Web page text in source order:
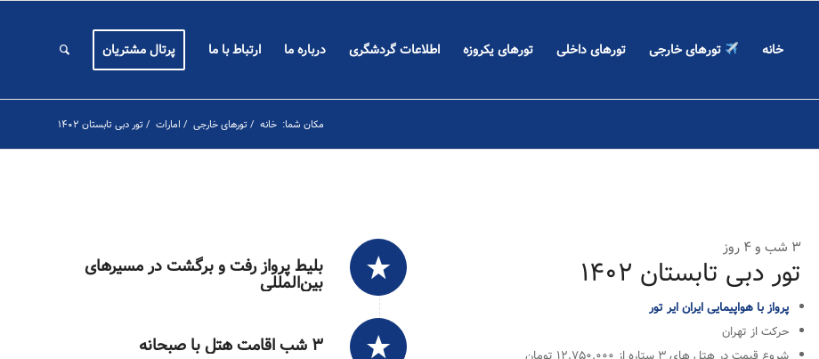
خانه تورهای خارجی تورهای داخلی تورهای یکروزه اطلاعات گردشگری درباره ما ارتباط با ما پرتال مشتریان
مکان شما: خانه / تورهای خارجی / امارات / تور دبی تابستان ۱۴۰۲
۳ شب و ۴ روز
تور دبی تابستان ۱۴۰۲
پرواز با هواپیمایی ایران ایر تور
حرکت از تهران
شروع قیمت در هتل های ۳ ستاره از ۱۲.۷۵۰.۰۰۰ تومان
بلیط پرواز رفت و برگشت در مسیرهای
بین‌المللی
۳ شب اقامت هتل با صبحانه